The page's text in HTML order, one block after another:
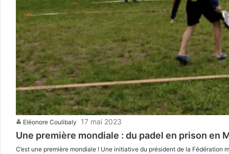
Eléonore Coulibaly 17 mai 2023
Une première mondiale : du padel en prison en
C’est une première mondiale ! Une initiative du président de la